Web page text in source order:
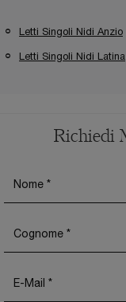
Letti Singoli Nidi Anzio
Letti Singoli Nidi Latina
Richiedi